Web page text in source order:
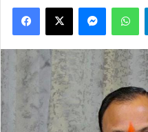
Facebook
X